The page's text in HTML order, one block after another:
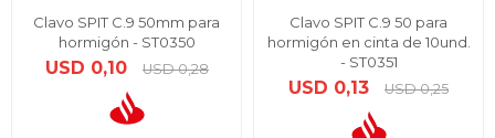
Clavo SPIT C.9 50mm para
hormigón - ST0350
USD 0,10 USD 0,28
Clavo SPIT C.9 50 para
hormigón en cinta de 10und.
- ST0351
USD 0,13 USD 0,25